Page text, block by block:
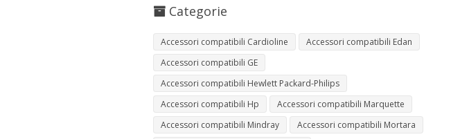
Categorie
Accessori compatibili Cardioline
Accessori compatibili Edan
Accessori compatibili GE
Accessori compatibili Hewlett Packard-Philips
Accessori compatibili Hp
Accessori compatibili Marquette
Accessori compatibili Mindray
Accessori compatibili Mortara